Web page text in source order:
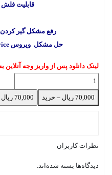
قابلیت
رفع مشکل گیر
حل مشکل ویروس time service و monkey test
لینک دانلود پس از واریز وجه
70,000 ریال – خرید
نظرات کاربران
دیدگاه‌ها بسته شده‌اند.